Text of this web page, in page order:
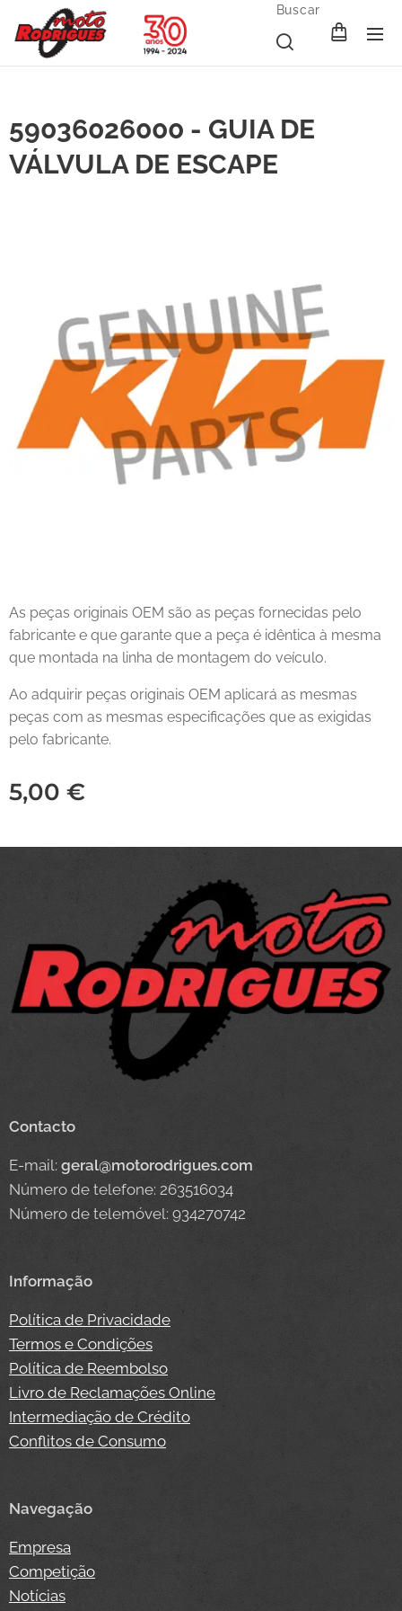
Buscar
59036026000 - GUIA DE
VÁLVULA DE ESCAPE
As peças originais OEM são as peças fornecidas pelo
fabricante e que garante que a peça é idêntica à mesma
que montada na linha de montagem do veículo.
Ao adquirir peças originais OEM aplicará as mesmas
peças com as mesmas especificações que as exigidas
pelo fabricante.
5,00 €
Contacto
E-mail: geral@motorodrigues.com
Número de telefone: 263516034
Número de telemóvel: 934270742
Informação
Política de Privacidade
Termos e Condições
Política de Reembolso
Livro de Reclamações Online
Intermediação de Crédito
Conflitos de Consumo
Navegação
Empresa
Competição
Notícias